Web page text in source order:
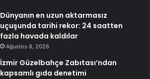
Dünyanın en uzun aktarmasız
uçuşunda tarihi rekor: 24 saatten
fazla havada kaldılar
Ağustos 8, 2026
İzmir Güzelbahçe Zabıtası’ndan
kapsamlı gıda denetimi